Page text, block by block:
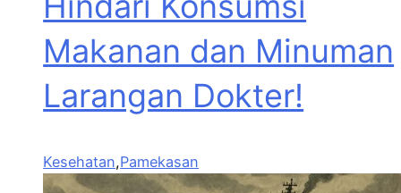
Makanan dan Minuman
Larangan Dokter!
Kesehatan,Pamekasan